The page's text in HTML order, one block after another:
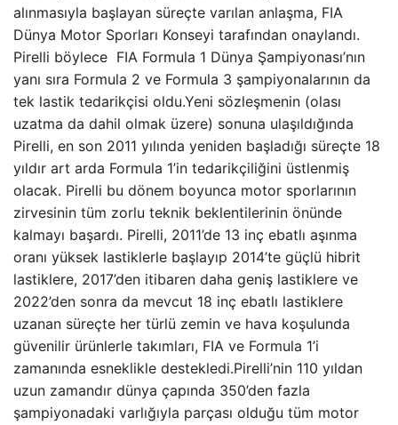
alınmasıyla başlayan süreçte varılan anlaşma, FIA
Dünya Motor Sporları Konseyi tarafından onaylandı.
Pirelli böylece FIA Formula 1 Dünya Şampiyonası’nın
yanı sıra Formula 2 ve Formula 3 şampiyonalarının da
tek lastik tedarikçisi oldu.Yeni sözleşmenin (olası
uzatma da dahil olmak üzere) sonuna ulaşıldığında
Pirelli, en son 2011 yılında yeniden başladığı süreçte 18
yıldır art arda Formula 1’in tedarikçiliğini üstlenmiş
olacak. Pirelli bu dönem boyunca motor sporlarının
zirvesinin tüm zorlu teknik beklentilerinin önünde
kalmayı başardı. Pirelli, 2011’de 13 inç ebatlı aşınma
oranı yüksek lastiklerle başlayıp 2014’te güçlü hibrit
lastiklere, 2017’den itibaren daha geniş lastiklere ve
2022’den sonra da mevcut 18 inç ebatlı lastiklere
uzanan süreçte her türlü zemin ve hava koşulunda
güvenilir ürünlerle takımları, FIA ve Formula 1’i
zamanında esneklikle destekledi.Pirelli’nin 110 yıldan
uzun zamandır dünya çapında 350’den fazla
şampiyonadaki varlığıyla parçası olduğu tüm motor